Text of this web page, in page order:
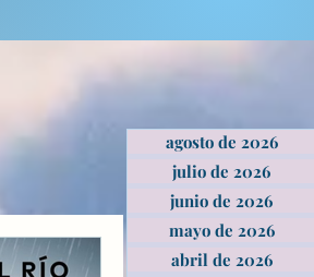
agosto de 2026
julio de 2026
junio de 2026
mayo de 2026
abril de 2026